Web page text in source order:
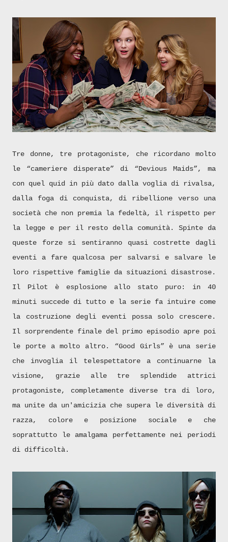
Tre donne, tre protagoniste, che ricordano molto
le “cameriere disperate” di “Devious Maids”, ma
con quel quid in più dato dalla voglia di rivalsa,
dalla foga di conquista, di ribellione verso una
società che non premia la fedeltà, il rispetto per
la legge e per il resto della comunità. Spinte da
queste forze si sentiranno quasi costrette dagli
eventi a fare qualcosa per salvarsi e salvare le
loro rispettive famiglie da situazioni disastrose.
Il Pilot è esplosione allo stato puro: in 40
minuti succede di tutto e la serie fa intuire come
la costruzione degli eventi possa solo crescere.
Il sorprendente finale del primo episodio apre poi
le porte a molto altro. “Good Girls” è una serie
che invoglia il telespettatore a continuarne la
visione, grazie alle tre splendide attrici
protagoniste, completamente diverse tra di loro,
ma unite da un'amicizia che supera le diversità di
razza, colore e posizione sociale e che
soprattutto le amalgama perfettamente nei periodi
di difficoltà.